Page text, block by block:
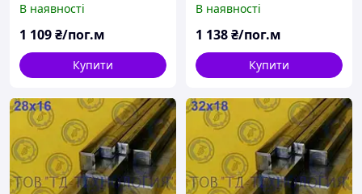
В наявності
1 109₴/пог.м
Купити
В наявності
1 138₴/пог.м
Купити